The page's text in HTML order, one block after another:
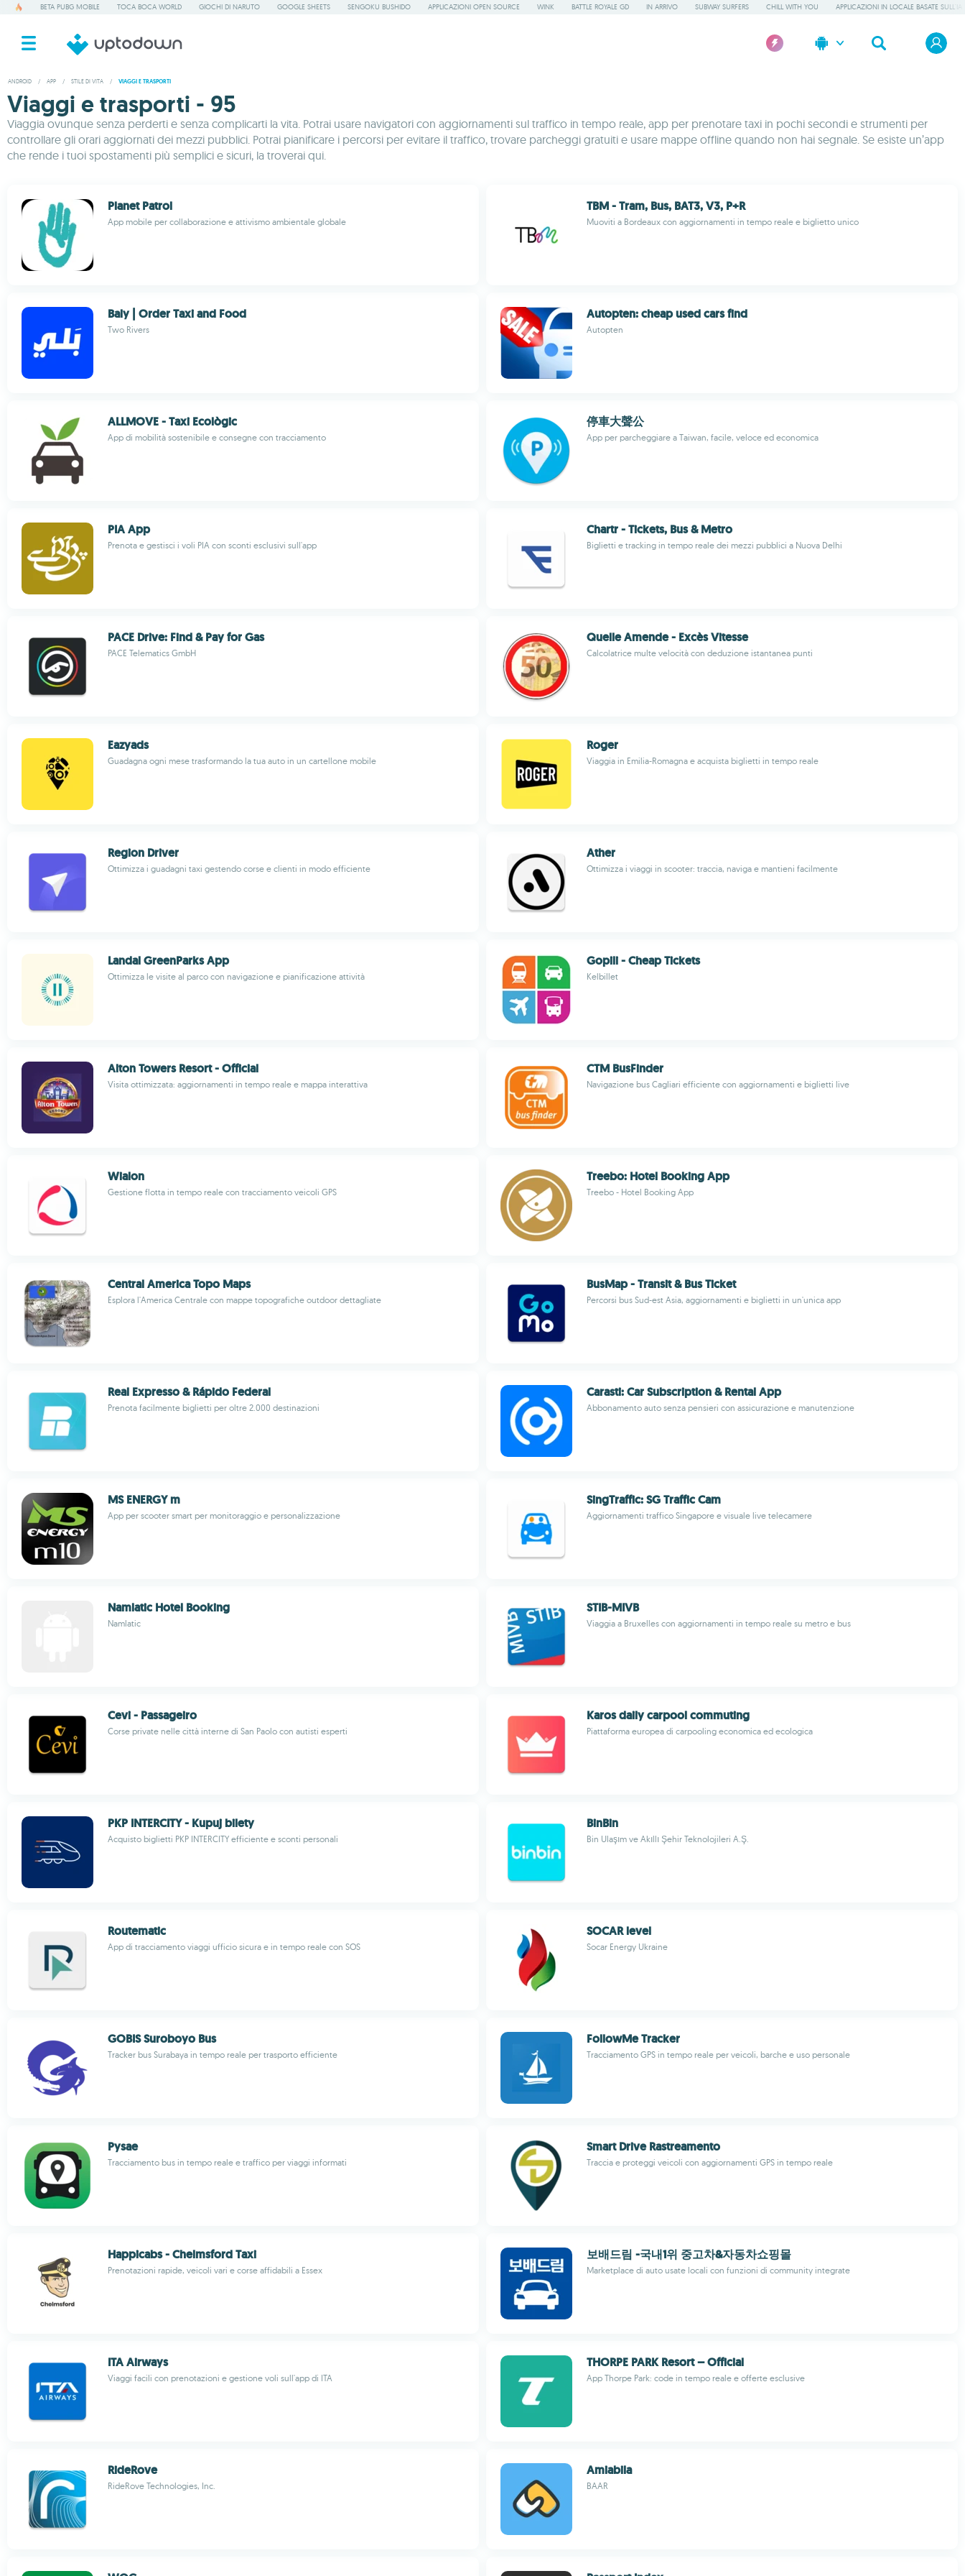
BETA PUBG MOBILE TOCA BOCA WORLD GIOCHI DI NARUTO GOOGLE SHEETS SENGOKU BUSHIDO APPLICAZIONI OPEN SOURCE WINK BATTLE ROYALE GD IN ARRIVO SUBWAY SURFERS CHILL WITH YOU APPLICAZIONI IN LOCALE BASATE SULL'IA
ANDROID / APP / STILE DI VITA / VIAGGI E TRASPORTI
Viaggi e trasporti - 95
Viaggia ovunque senza perderti e senza complicarti la vita. Potrai usare navigatori con aggiornamenti sul traffico in tempo reale, app per prenotare taxi in pochi secondi e strumenti per
controllare gli orari aggiornati dei mezzi pubblici. Potrai pianificare i percorsi per evitare il traffico, trovare parcheggi gratuiti e usare mappe offline quando non hai segnale. Se esiste un’app
che rende i tuoi spostamenti più semplici e sicuri, la troverai qui.
Planet Patrol
App mobile per collaborazione e attivismo ambientale globale
TBM - Tram, Bus, BAT3, V3, P+R
Muoviti a Bordeaux con aggiornamenti in tempo reale e biglietto unico
Baly | Order Taxi and Food
Two Rivers
Autopten: cheap used cars find
Autopten
ALLMOVE - Taxi Ecològic
App di mobilità sostenibile e consegne con tracciamento
停車大聲公
App per parcheggiare a Taiwan, facile, veloce ed economica
PIA App
Prenota e gestisci i voli PIA con sconti esclusivi sull'app
Chartr - Tickets, Bus & Metro
Biglietti e tracking in tempo reale dei mezzi pubblici a Nuova Delhi
PACE Drive: Find & Pay for Gas
PACE Telematics GmbH
Quelle Amende - Excès Vitesse
Calcolatrice multe velocità con deduzione istantanea punti
Eazyads
Guadagna ogni mese trasformando la tua auto in un cartellone mobile
Roger
Viaggia in Emilia-Romagna e acquista biglietti in tempo reale
Region Driver
Ottimizza i guadagni taxi gestendo corse e clienti in modo efficiente
Ather
Ottimizza i viaggi in scooter: traccia, naviga e mantieni facilmente
Landal GreenParks App
Ottimizza le visite al parco con navigazione e pianificazione attività
Gopili - Cheap Tickets
Kelbillet
Alton Towers Resort - Official
Visita ottimizzata: aggiornamenti in tempo reale e mappa interattiva
CTM BusFinder
Navigazione bus Cagliari efficiente con aggiornamenti e biglietti live
Wialon
Gestione flotta in tempo reale con tracciamento veicoli GPS
Treebo: Hotel Booking App
Treebo - Hotel Booking App
Central America Topo Maps
Esplora l'America Centrale con mappe topografiche outdoor dettagliate
BusMap - Transit & Bus Ticket
Percorsi bus Sud-est Asia, aggiornamenti e biglietti in un'unica app
Real Expresso & Rápido Federal
Prenota facilmente biglietti per oltre 2.000 destinazioni
Carasti: Car Subscription & Rental App
Abbonamento auto senza pensieri con assicurazione e manutenzione
MS ENERGY m
App per scooter smart per monitoraggio e personalizzazione
SingTraffic: SG Traffic Cam
Aggiornamenti traffico Singapore e visuale live telecamere
Namlatic Hotel Booking
Namlatic
STIB-MIVB
Viaggia a Bruxelles con aggiornamenti in tempo reale su metro e bus
Cevi - Passageiro
Corse private nelle città interne di San Paolo con autisti esperti
Karos daily carpool commuting
Piattaforma europea di carpooling economica ed ecologica
PKP INTERCITY - Kupuj bilety
Acquisto biglietti PKP INTERCITY efficiente e sconti personali
BinBin
Bin Ulaşım ve Akıllı Şehir Teknolojileri A.Ş.
Routematic
App di tracciamento viaggi ufficio sicura e in tempo reale con SOS
SOCAR level
Socar Energy Ukraine
GOBIS Suroboyo Bus
Tracker bus Surabaya in tempo reale per trasporto efficiente
FollowMe Tracker
Tracciamento GPS in tempo reale per veicoli, barche e uso personale
Pysae
Tracciamento bus in tempo reale e traffico per viaggi informati
Smart Drive Rastreamento
Traccia e proteggi veicoli con aggiornamenti GPS in tempo reale
Happicabs - Chelmsford Taxi
Prenotazioni rapide, veicoli vari e corse affidabili a Essex
보배드림 -국내1위 중고차&자동차쇼핑몰
Marketplace di auto usate locali con funzioni di community integrate
ITA Airways
Viaggi facili con prenotazioni e gestione voli sull'app di ITA
THORPE PARK Resort – Official
App Thorpe Park: code in tempo reale e offerte esclusive
RideRove
RideRove Technologies, Inc.
Amiabila
BAAR